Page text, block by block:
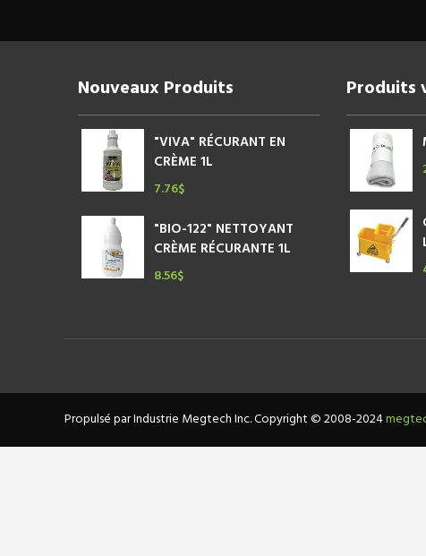
Nouveaux Produits
"VIVA" RÉCURANT EN
CRÈME 1L
7.76$
"BIO-122" NETTOYANT
CRÈME RÉCURANTE 1L
8.56$
Produits
Propulsé par Industrie Megtech Inc. Copyright © 2008-2024